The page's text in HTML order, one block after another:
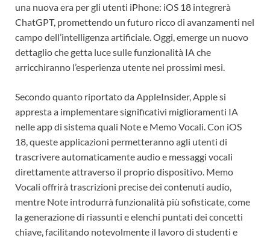
una nuova era per gli utenti iPhone: iOS 18 integrerà
ChatGPT, promettendo un futuro ricco di avanzamenti nel
campo dell’intelligenza artificiale. Oggi, emerge un nuovo
dettaglio che getta luce sulle funzionalità IA che
arricchiranno l’esperienza utente nei prossimi mesi.
Secondo quanto riportato da AppleInsider, Apple si
appresta a implementare significativi miglioramenti IA
nelle app di sistema quali Note e Memo Vocali. Con iOS
18, queste applicazioni permetteranno agli utenti di
trascrivere automaticamente audio e messaggi vocali
direttamente attraverso il proprio dispositivo. Memo
Vocali offrirà trascrizioni precise dei contenuti audio,
mentre Note introdurrà funzionalità più sofisticate, come
la generazione di riassunti e elenchi puntati dei concetti
chiave, facilitando notevolmente il lavoro di studenti e